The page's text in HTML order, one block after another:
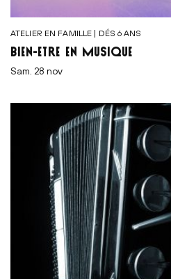
ATELIER EN FAMILLE | DÉS 6 ANS
BIEN-ÊTRE EN MUSIQUE
sam. 28 nov